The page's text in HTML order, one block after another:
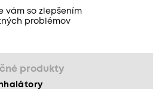
vám so zlepšením
problémov
produkty